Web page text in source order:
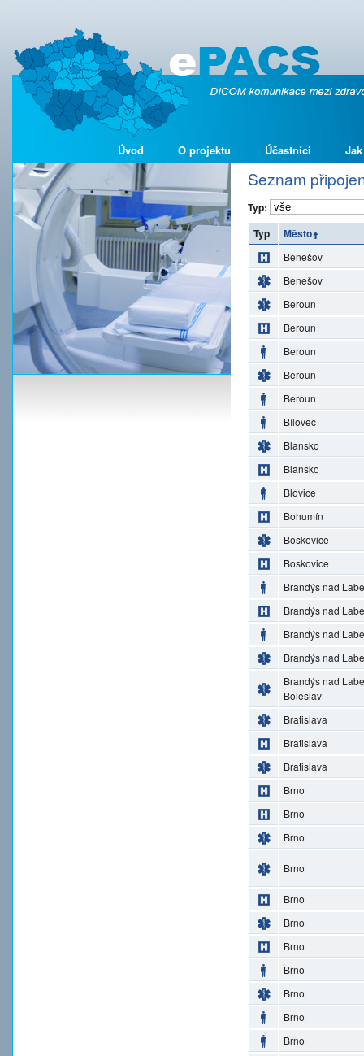
Úvod O projektu Účastníci
Seznam
Typ:
Typ
Město
Benešov
Benešov
Beroun
Beroun
Beroun
Beroun
Beroun
Bílovec
Blansko
Blansko
Blovice
Bohumín
Boskovice
Boskovice
Brandýs nad
Brandýs nad
Brandýs nad
Brandýs nad
Brandýs nad
Boleslav
Bratislava
Bratislava
Bratislava
Brno
Brno
Brno
Brno
Brno
Brno
Brno
Brno
Brno
Brno
Brno